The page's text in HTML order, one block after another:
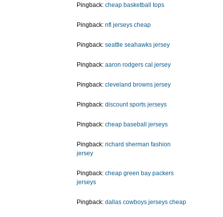
Pingback: cheap basketball tops
Pingback: nfl jerseys cheap
Pingback: seattle seahawks jersey
Pingback: aaron rodgers cal jersey
Pingback: cleveland browns jersey
Pingback: discount sports jerseys
Pingback: cheap baseball jerseys
Pingback: richard sherman fashion
jersey
Pingback: cheap green bay packers
jerseys
Pingback: dallas cowboys jerseys cheap